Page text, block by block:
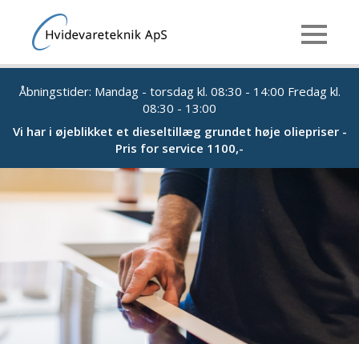
Åbningstider: Mandag - torsdag kl. 08:30 - 14:00 Fredag kl.
08:30 - 13:00
Vi har i øjeblikket et dieseltillæg grundet høje oliepriser -
Pris for service 1100,-